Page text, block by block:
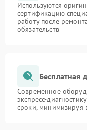
Используются
сертификацию
работу после
обязательств
Бесплатная
Современное
экспресс-
сроки, минимизируя